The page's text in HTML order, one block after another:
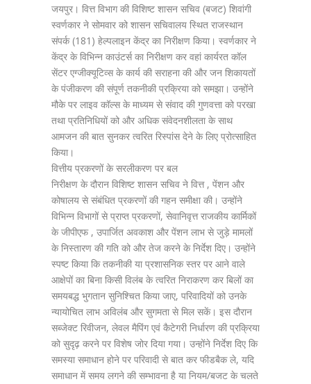
जयपुर। वित्त विभाग की विशिष्ट शासन सचिव (बजट) शिवांगी
स्वर्णकार ने सोमवार को शासन सचिवालय स्थित राजस्थान
संपर्क (181) हेल्पलाइन केंद्र का निरीक्षण किया। स्वर्णकार ने
केंद्र के विभिन्न काउंटर्स का निरीक्षण कर वहां कार्यरत कॉल
सेंटर एग्जीक्यूटिव्स के कार्य की सराहना की और जन शिकायतों
के पंजीकरण की संपूर्ण तकनीकी प्रक्रिया को समझा। उन्होंने
मौके पर लाइव कॉल्स के माध्यम से संवाद की गुणवत्ता को परखा
तथा प्रतिनिधियों को और अधिक संवेदनशीलता के साथ
आमजन की बात सुनकर त्वरित रिस्पांस देने के लिए प्रोत्साहित
किया।
वित्तीय प्रकरणों के सरलीकरण पर बल
निरीक्षण के दौरान विशिष्ट शासन सचिव ने वित्त , पेंशन और
कोषालय से संबंधित प्रकरणों की गहन समीक्षा की। उन्होंने
विभिन्न विभागों से प्राप्त प्रकरणों, सेवानिवृत्त राजकीय कार्मिकों
के जीपीएफ , उपार्जित अवकाश और पेंशन लाभ से जुड़े मामलों
के निस्तारण की गति को और तेज करने के निर्देश दिए। उन्होंने
स्पष्ट किया कि तकनीकी या प्रशासनिक स्तर पर आने वाले
आक्षेपों का बिना किसी विलंब के त्वरित निराकरण कर बिलों का
समयबद्ध भुगतान सुनिश्चित किया जाए, परिवादियों को उनके
न्यायोचित लाभ अविलंब और सुगमता से मिल सकें। इस दौरान
सब्जेक्ट रिवीजन, लेवल मैपिंग एवं कैटेगरी निर्धारण की प्रक्रिया
को सुदृढ़ करने पर विशेष जोर दिया गया। उन्होंने निर्देश दिए कि
समस्या समाधान होने पर परिवादी से बात कर फीडबैक ले, यदि
समाधान में समय लगने की सम्भावना है या नियम/बजट के चलते